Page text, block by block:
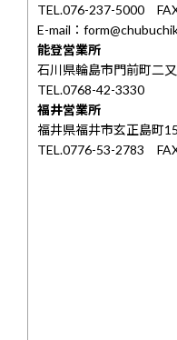
TEL.076-237-5000
E-mail：
能登営業所
石川県輪島市門前町二
TEL.0768-42-3330
福井営業所
福井県福井市玄正島町
TEL.0776-53-2783